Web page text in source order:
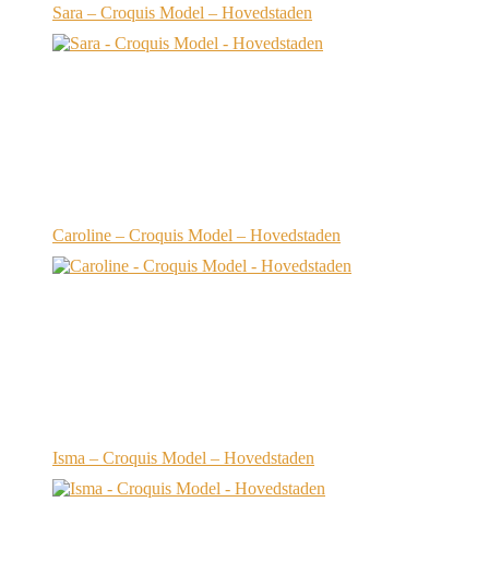
Sara – Croquis Model – Hovedstaden
Caroline – Croquis Model – Hovedstaden
Isma – Croquis Model – Hovedstaden